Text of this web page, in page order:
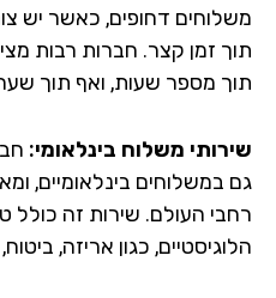
דחופים, כאשר יש צורך
זמן קצר. חברות רבות
מספר שעות, ואף תוך שעה
משלוח בינלאומי:חברות
במשלוחים בינלאומיים,
העולם. שירות זה כולל
כגון אריזה, ביטוח,